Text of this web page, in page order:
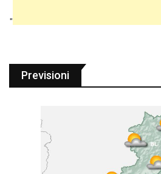
"
Previsioni